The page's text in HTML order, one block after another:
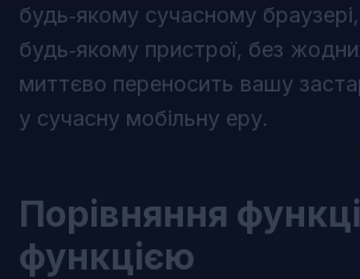
будь‑якому сучасному
будь‑якому пристрої, без жодних
миттєво переносить вашу
у сучасну мобільну еру.
Порівняння
функцією